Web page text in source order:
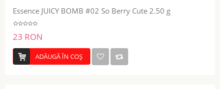
Essence JUICY BOMB #02 So Berry Cute 2.50 g
23 RON
ADĂUGĂ ÎN COŞ